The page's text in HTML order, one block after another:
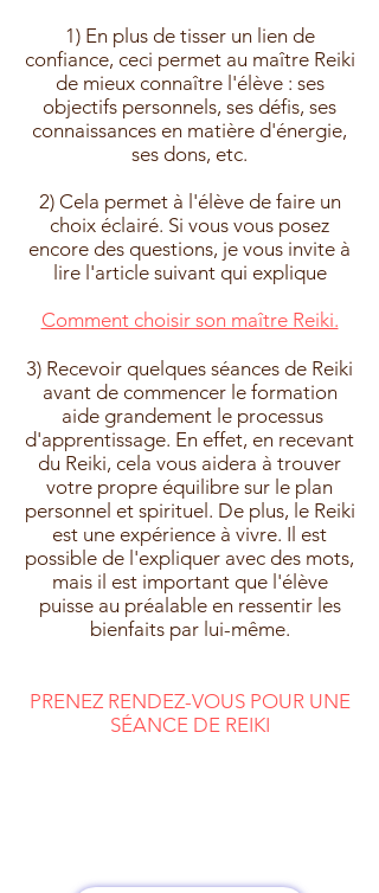
1) En plus de tisser un lien de
confiance, ceci permet au maître Reiki
de mieux connaître l'élève : ses
objectifs personnels, ses défis, ses
connaissances en matière d'énergie,
ses dons, etc.
2) Cela permet à l'élève de faire un
choix éclairé. Si vous vous posez
encore des questions, je vous invite à
lire l'article suivant qui explique
Comment choisir son maître Reiki.
3) Recevoir quelques séances de Reiki
avant de commencer le formation
aide grandement le processus
d'apprentissage. En effet, en recevant
du Reiki, cela vous aidera à trouver
votre propre équilibre sur le plan
personnel et spirituel. De plus, le Reiki
est une expérience à vivre. Il est
possible de l'expliquer avec des mots,
mais il est important que l'élève
puisse au préalable en ressentir les
bienfaits par lui-même.
PRENEZ RENDEZ-VOUS POUR UNE
SÉANCE DE REIKI